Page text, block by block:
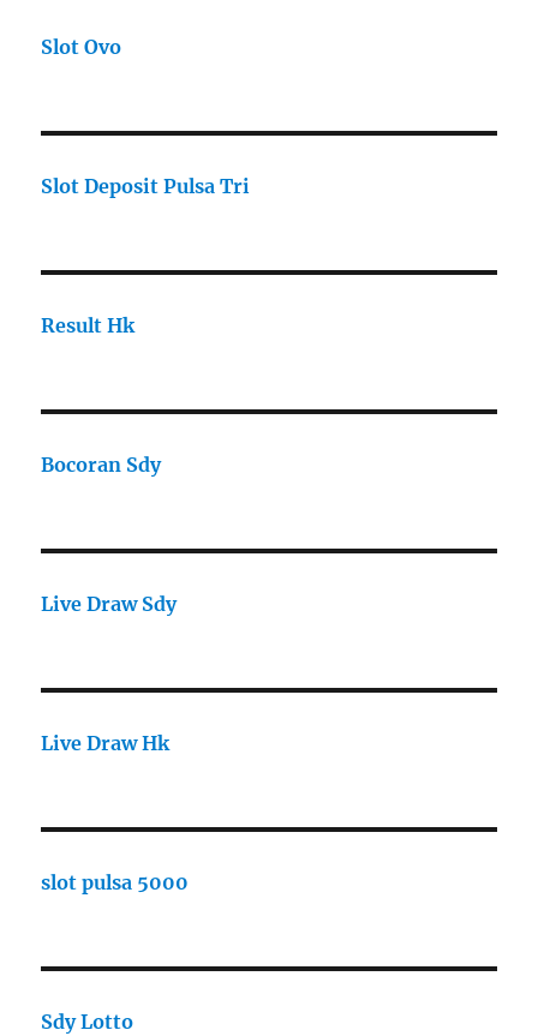
Slot Ovo
Slot Deposit Pulsa Tri
Result Hk
Bocoran Sdy
Live Draw Sdy
Live Draw Hk
slot pulsa 5000
Sdy Lotto